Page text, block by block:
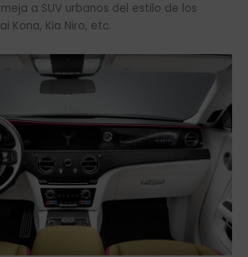
a SUV urbanos del estilo de los
Kona, Kia Niro, etc.